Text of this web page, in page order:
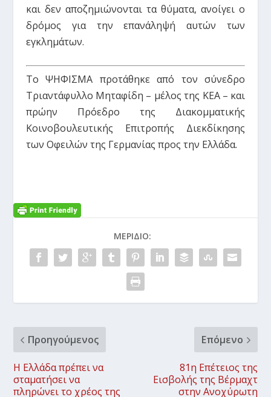
και δεν αποζημιώνονται τα θύματα, ανοίγει ο
δρόμος για την επανάληψή αυτών των
εγκλημάτων.
Το ΨΗΦΙΣΜΑ προτάθηκε από τον σύνεδρο
Τριαντάφυλλο Μηταφίδη – μέλος της ΚΕΑ – και
πρώην Πρόεδρο της Διακομματικής
Κοινοβουλευτικής Επιτροπής Διεκδίκησης
των Οφειλών της Γερμανίας προς την Ελλάδα.
ΜΕΡΊΔΙΟ:
Προηγούμενος
Η Ελλάδα πρέπει να
σταματήσει να
πληρώνει το χρέος της
Επόμενο
81η Επέτειος της
Εισβολής της Βέρμαχτ
στην Ανοχύρωτη